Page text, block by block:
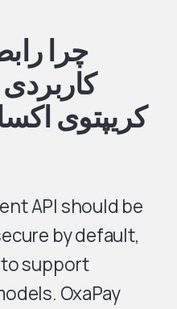
چرا
API should be
by default,
support
OxaPay